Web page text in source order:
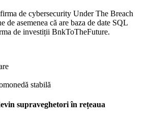
de cybersecurity Under The Breach
de asemenea că are baza de date SQL
de investiții BnkToTheFuture.
supraveghetori în rețeaua